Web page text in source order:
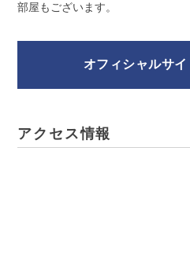
部屋もございます。
オフィシャルサイ
アクセス情報